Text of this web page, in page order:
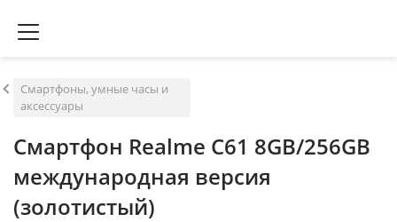
Смартфоны, умные часы и
аксессуары
Смартфон Realme C61 8GB/256GB
международная версия
(золотистый)